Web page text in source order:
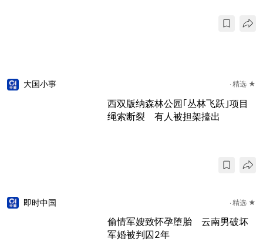
大国小事 精选 ★
西双版纳森林公园｢丛林飞跃｣项目
绳索断裂 有人被担架擡出
即时中国 精选 ★
偷情军嫂致怀孕堕胎 云南男破坏
军婚被判囚2年